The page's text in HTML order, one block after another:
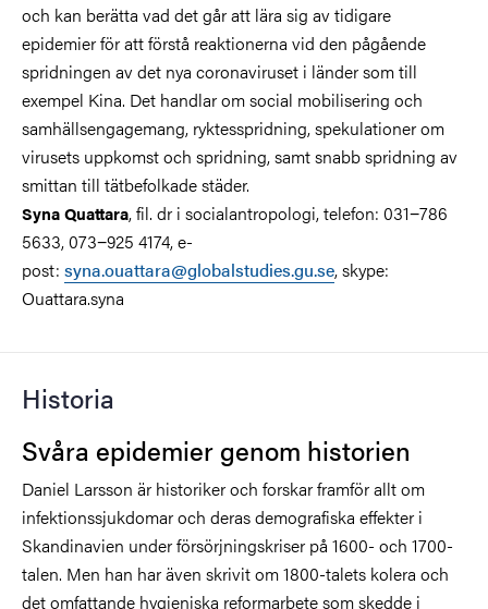
och kan berätta vad det går att lära sig av tidigare
epidemier för att förstå reaktionerna vid den pågående
spridningen av det nya coronaviruset i länder som till
exempel Kina. Det handlar om social mobilisering och
samhällsengagemang, ryktesspridning, spekulationer om
virusets uppkomst och spridning, samt snabb spridning av
smittan till tätbefolkade städer.
Syna Quattara, fil. dr i socialantropologi, telefon: 031−786
5633, 073−925 4174, e-
post: syna.ouattara@globalstudies.gu.se, skype:
Ouattara.syna
Historia
Svåra epidemier genom historien
Daniel Larsson är historiker och forskar framför allt om
infektionssjukdomar och deras demografiska effekter i
Skandinavien under försörjningskriser på 1600- och 1700-
talen. Men han har även skrivit om 1800-talets kolera och
det omfattande hygieniska reformarbete som skedde i